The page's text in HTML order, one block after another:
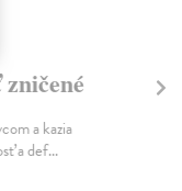
a kazia
a def...